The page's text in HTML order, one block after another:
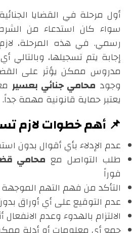
أول مرحلة في القضايا
سواء كان استدعاء من
رسمي. في هذه المرحلة،
إجابة يتم تسجيلها، وبالتالي
مدروس ممكن يؤثر على
وجود محامي جنائي بعسير
يعتبر حماية قانونية مهمة جداً.
📌 أهم خطوات لازم
عدم الإدلاء بأي أقوال بدون
طلب التواصل مع محامي
فوراً
التأكد من فهم التهم
عدم التوقيع على أي أوراق
الالتزام بالهدوء وعدم الانفعال